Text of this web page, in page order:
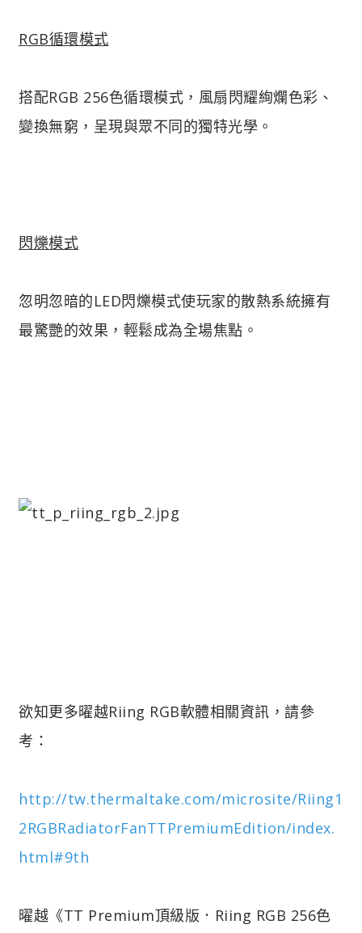
RGB循環模式
搭配RGB 256色循環模式，風扇閃耀絢爛色彩、
變換無窮，呈現與眾不同的獨特光學。
閃爍模式
忽明忽暗的LED閃爍模式使玩家的散熱系統擁有
最驚艷的效果，輕鬆成為全場焦點。
欲知更多曜越Riing RGB軟體相關資訊，請參
考：
http://tw.thermaltake.com/microsite/Riing1
2RGBRadiatorFanTTPremiumEdition/index.
html#9th
曜越《TT Premium頂級版．Riing RGB 256色